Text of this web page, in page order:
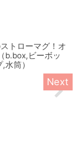
トローマグ！オ
b.box,ビーボッ
筒）